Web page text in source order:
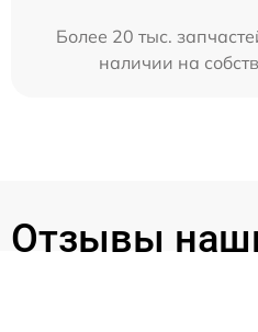
Более 20 тыс.
наличии на
Отзывы